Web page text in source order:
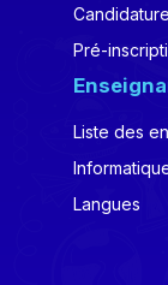
Pré-
Liste des
Langues